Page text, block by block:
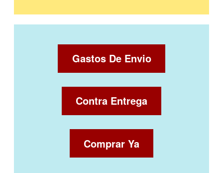
Gastos De Envio
Contra Entrega
Comprar Ya